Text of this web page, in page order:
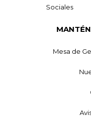
Sociales
Mesa de